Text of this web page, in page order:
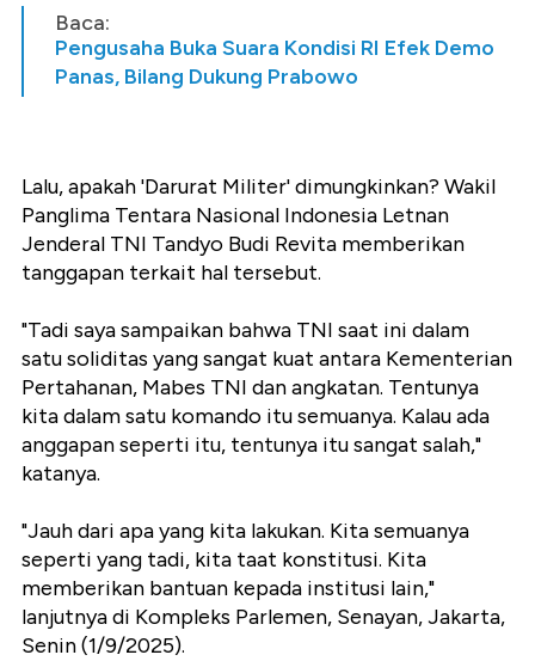
Baca:
Pengusaha Buka Suara Kondisi RI Efek Demo
Panas, Bilang Dukung Prabowo
Lalu, apakah 'Darurat Militer' dimungkinkan? Wakil
Panglima Tentara Nasional Indonesia Letnan
Jenderal TNI Tandyo Budi Revita memberikan
tanggapan terkait hal tersebut.
"Tadi saya sampaikan bahwa TNI saat ini dalam
satu soliditas yang sangat kuat antara Kementerian
Pertahanan, Mabes TNI dan angkatan. Tentunya
kita dalam satu komando itu semuanya. Kalau ada
anggapan seperti itu, tentunya itu sangat salah,"
katanya.
"Jauh dari apa yang kita lakukan. Kita semuanya
seperti yang tadi, kita taat konstitusi. Kita
memberikan bantuan kepada institusi lain,"
lanjutnya di Kompleks Parlemen, Senayan, Jakarta,
Senin (1/9/2025).